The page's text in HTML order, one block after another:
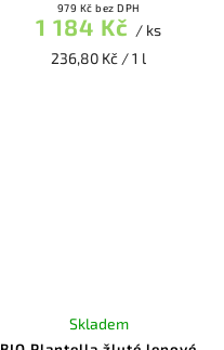
979 Kč bez DPH
1 184 Kč / ks
236,80 Kč / 1 l
Skladem